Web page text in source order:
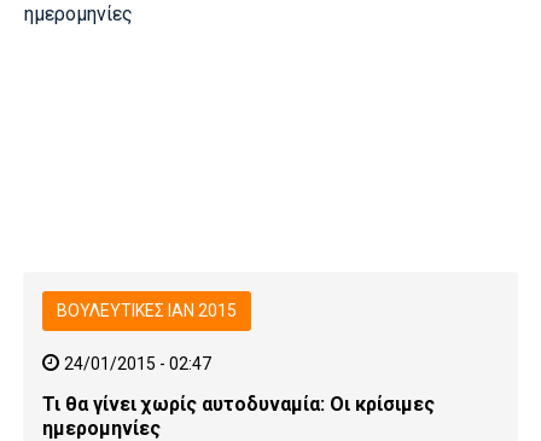
ΒΟΥΛΕΥΤΙΚΕΣ ΙΑΝ 2015
24/01/2015 - 02:47
Τι θα γίνει χωρίς αυτοδυναμία: Οι κρίσιμες
ημερομηνίες